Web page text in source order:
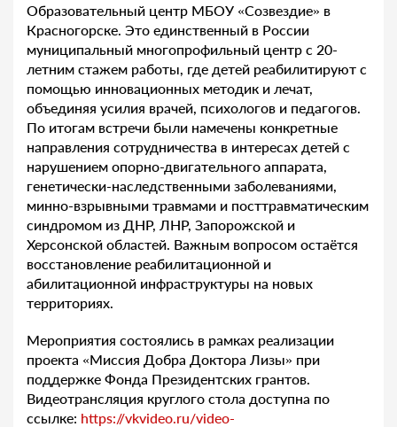
Образовательный центр МБОУ «Созвездие» в
Красногорске. Это единственный в России
муниципальный многопрофильный центр с 20-
летним стажем работы, где детей реабилитируют с
помощью инновационных методик и лечат,
объединяя усилия врачей, психологов и педагогов.
По итогам встречи были намечены конкретные
направления сотрудничества в интересах детей с
нарушением опорно-двигательного аппарата,
генетически-наследственными заболеваниями,
минно-взрывными травмами и посттравматическим
синдромом из ДНР, ЛНР, Запорожской и
Херсонской областей. Важным вопросом остаётся
восстановление реабилитационной и
абилитационной инфраструктуры на новых
территориях.
Мероприятия состоялись в рамках реализации
проекта «Миссия Добра Доктора Лизы» при
поддержке Фонда Президентских грантов.
Видеотрансляция круглого стола доступна по
ссылке: https://vkvideo.ru/video-